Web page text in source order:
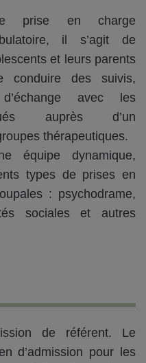
prise en charge
il s’agit de
et leurs parents
conduire des suivis,
avec les
auprès d’un
thérapeutiques.
équipe dynamique,
types de prises en
: psychodrame,
sociales et autres
de référent. Le
d’admission pour les